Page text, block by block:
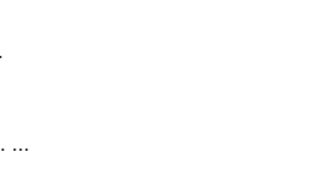
...